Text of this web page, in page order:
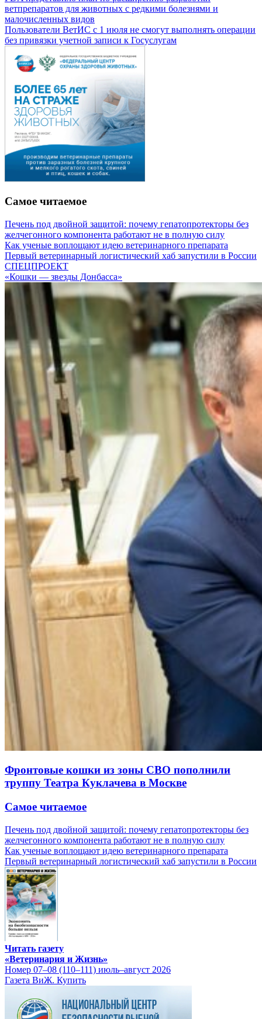
ветпрепаратов для животных с редкими болезнями и
малочисленных видов
Пользователи ВетИС с 1 июля не смогут выполнять операции
без привязки учетной записи к Госуслугам
Самое читаемое
Печень под двойной защитой: почему гепатопротекторы без
желчегонного компонента работают не в полную силу
Как ученые воплощают идею ветеринарного препарата
Первый ветеринарный логистический хаб запустили в России
СПЕЦПРОЕКТ
«Кошки — звезды Донбасса»
Фронтовые кошки из зоны СВО пополнили
труппу Театра Куклачева в Москве
Самое читаемое
Печень под двойной защитой: почему гепатопротекторы без
желчегонного компонента работают не в полную силу
Как ученые воплощают идею ветеринарного препарата
Первый ветеринарный логистический хаб запустили в России
Читать газету
«Ветеринария и Жизнь»
Номер 07–08 (110–111) июль–август 2026
Газета ВиЖ. Купить